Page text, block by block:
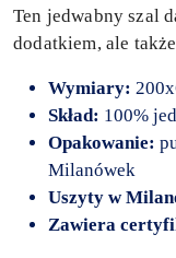
Ten jedwabny szal
dodatkiem, ale
Wymiary:
Skład: 100%
Opakowanie:
Milanówek
Uszyty w
Zawiera